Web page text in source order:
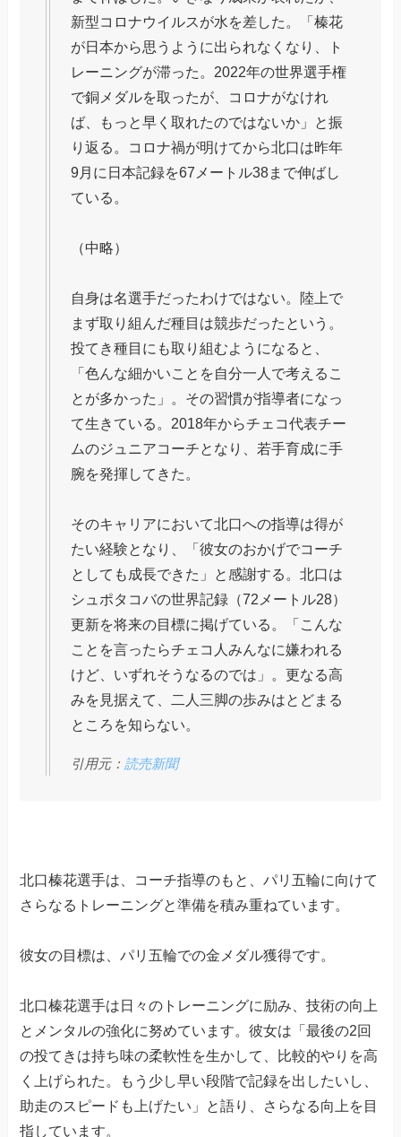
新型コロナウイルスが水を差した。「榛花
が日本から思うように出られなくなり、ト
レーニングが滞った。2022年の世界選手権
で銅メダルを取ったが、コロナがなけれ
ば、もっと早く取れたのではないか」と振
り返る。コロナ禍が明けてから北口は昨年
9月に日本記録を67メートル38まで伸ばし
ている。
（中略）
自身は名選手だったわけではない。陸上で
まず取り組んだ種目は競歩だったという。
投てき種目にも取り組むようになると、
「色んな細かいことを自分一人で考えるこ
とが多かった」。その習慣が指導者になっ
て生きている。2018年からチェコ代表チー
ムのジュニアコーチとなり、若手育成に手
腕を発揮してきた。
そのキャリアにおいて北口への指導は得が
たい経験となり、「彼女のおかげでコーチ
としても成長できた」と感謝する。北口は
シュポタコバの世界記録（72メートル28）
更新を将来の目標に掲げている。「こんな
ことを言ったらチェコ人みんなに嫌われる
けど、いずれそうなるのでは」。更なる高
みを見据えて、二人三脚の歩みはとどまる
ところを知らない。
引用元： 読売新聞
北口榛花選手は、コーチ指導のもと、パリ五輪に向けて
さらなるトレーニングと準備を積み重ねています。
彼女の目標は、パリ五輪での金メダル獲得です。
北口榛花選手は日々のトレーニングに励み、技術の向上
とメンタルの強化に努めています。彼女は「最後の2回
の投てきは持ち味の柔軟性を生かして、比較的やりを高
く上げられた。もう少し早い段階で記録を出したいし、
助走のスピードも上げたい」と語り、さらなる向上を目
指しています。